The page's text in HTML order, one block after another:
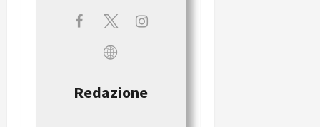
Redazione